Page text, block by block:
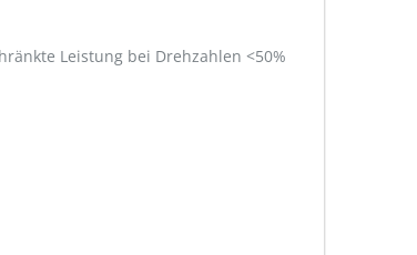
Leistung bei Drehzahlen <50%